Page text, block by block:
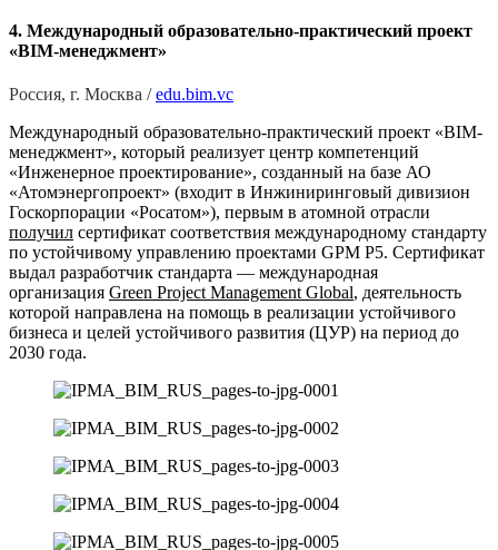
4. Международный образовательно-практический проект
«BIM-менеджмент»
Россия, г. Москва /edu.bim.vc
Международный образовательно-практический проект «BIM-
менеджмент», который реализует центр компетенций
«Инженерное проектирование», созданный на базе АО
«Атомэнергопроект» (входит в Инжиниринговый дивизион
Госкорпорации «Росатом»), первым в атомной отрасли
получил сертификат соответствия международному стандарту
по устойчивому управлению проектами GPM P5. Сертификат
выдал разработчик стандарта — международная
организация Green Project Management Global, деятельность
которой направлена на помощь в реализации устойчивого
бизнеса и целей устойчивого развития (ЦУР) на период до
2030 года.